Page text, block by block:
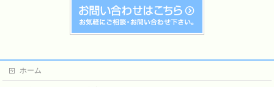
ホーム